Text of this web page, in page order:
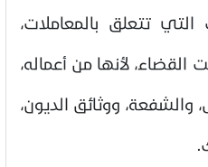
تتعلق بالمعاملات،
لأنها من أعماله،
ووثائق الديون،